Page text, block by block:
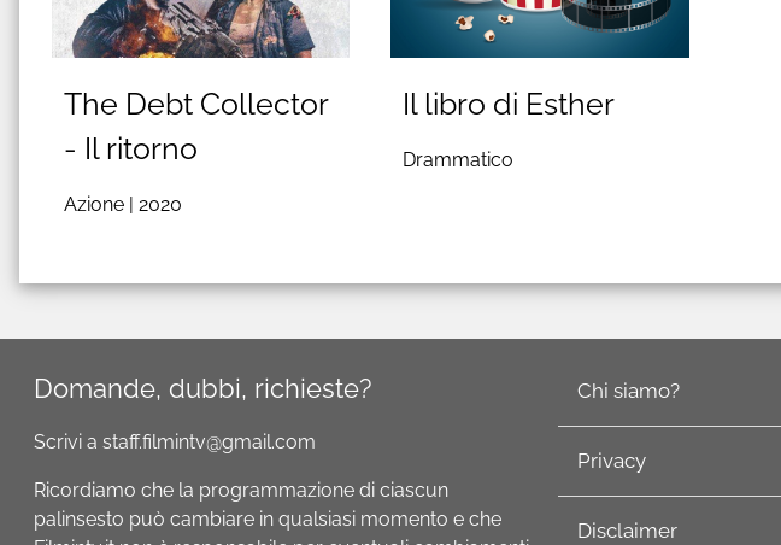
The Debt Collector
- Il ritorno
Azione | 2020
Il libro di Esther
Drammatico
Domande, dubbi, richieste?
Scrivi a staff.filmintv@gmail.com
Ricordiamo che la programmazione di ciascun
palinsesto può cambiare in qualsiasi momento e che
Chi siamo?
Privacy
Disclaimer